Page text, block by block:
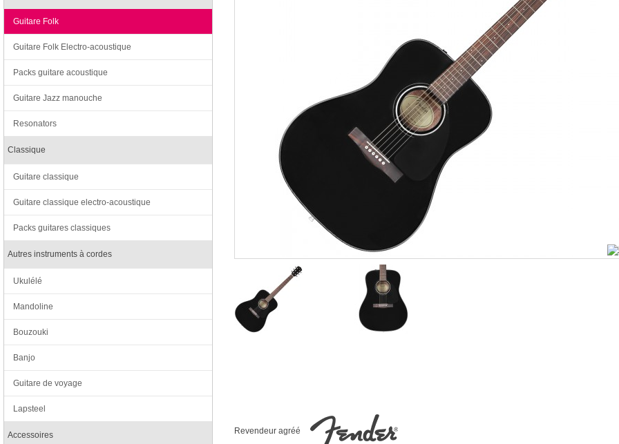
Revendeur agréé
Guitare Folk
Guitare Folk Electro-acoustique
Packs guitare acoustique
Guitare Jazz manouche
Resonators
Classique
Guitare classique
Guitare classique electro-acoustique
Packs guitares classiques
Autres instruments à cordes
Ukulélé
Mandoline
Bouzouki
Banjo
Guitare de voyage
Lapsteel
Accessoires